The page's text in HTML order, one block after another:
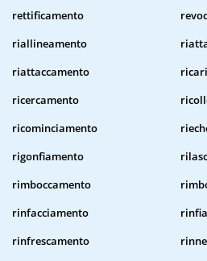
rettificamento
riallineamento
riattaccamento
ricercamento
ricominciamento
rigonfiamento
rimboccamento
rinfacciamento
rinfrescamento